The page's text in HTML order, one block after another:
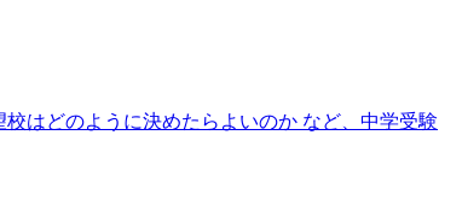
はどのように決めたらよいのか など、中学受験